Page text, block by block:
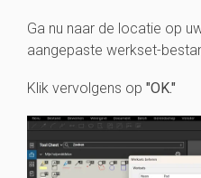
Ga nu naar de locatie op
aangepaste werkset-
Klik vervolgens op "OK."